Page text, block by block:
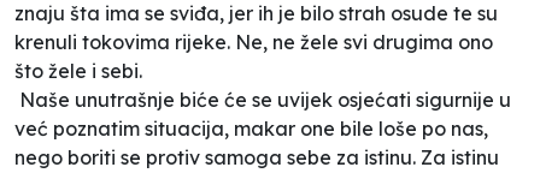
znaju šta ima se sviđa, jer ih je bilo strah osude te su
krenuli tokovima rijeke. Ne, ne žele svi drugima ono
što žele i sebi.
Naše unutrašnje biće će se uvijek osjećati sigurnije u
već poznatim situacija, makar one bile loše po nas,
nego boriti se protiv samoga sebe za istinu. Za istinu